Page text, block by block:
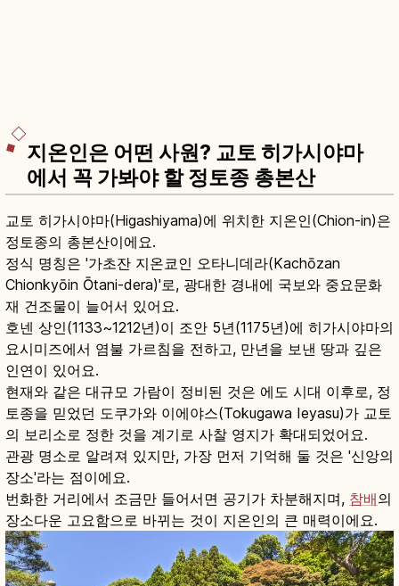
지온인은 어떤 사원? 교토 히가시야마
에서 꼭 가봐야 할 정토종 총본산
교토 히가시야마(Higashiyama)에 위치한 지온인(Chion-in)은
정토종의 총본산이에요.
정식 명칭은 '가초잔 지온쿄인 오타니데라(Kachōzan
Chionkyōin Ōtani-dera)'로, 광대한 경내에 국보와 중요문화
재 건조물이 늘어서 있어요.
호넨 상인(1133~1212년)이 조안 5년(1175년)에 히가시야마의
요시미즈에서 염불 가르침을 전하고, 만년을 보낸 땅과 깊은
인연이 있어요.
현재와 같은 대규모 가람이 정비된 것은 에도 시대 이후로, 정
토종을 믿었던 도쿠가와 이에야스(Tokugawa Ieyasu)가 교토
의 보리소로 정한 것을 계기로 사찰 영지가 확대되었어요.
관광 명소로 알려져 있지만, 가장 먼저 기억해 둘 것은 '신앙의
장소'라는 점이에요.
번화한 거리에서 조금만 들어서면 공기가 차분해지며, 참배의
장소다운 고요함으로 바뀌는 것이 지온인의 큰 매력이에요.